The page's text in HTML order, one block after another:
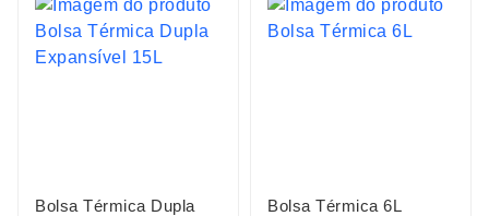
Bolsa Térmica Dupla
Bolsa Térmica 6L